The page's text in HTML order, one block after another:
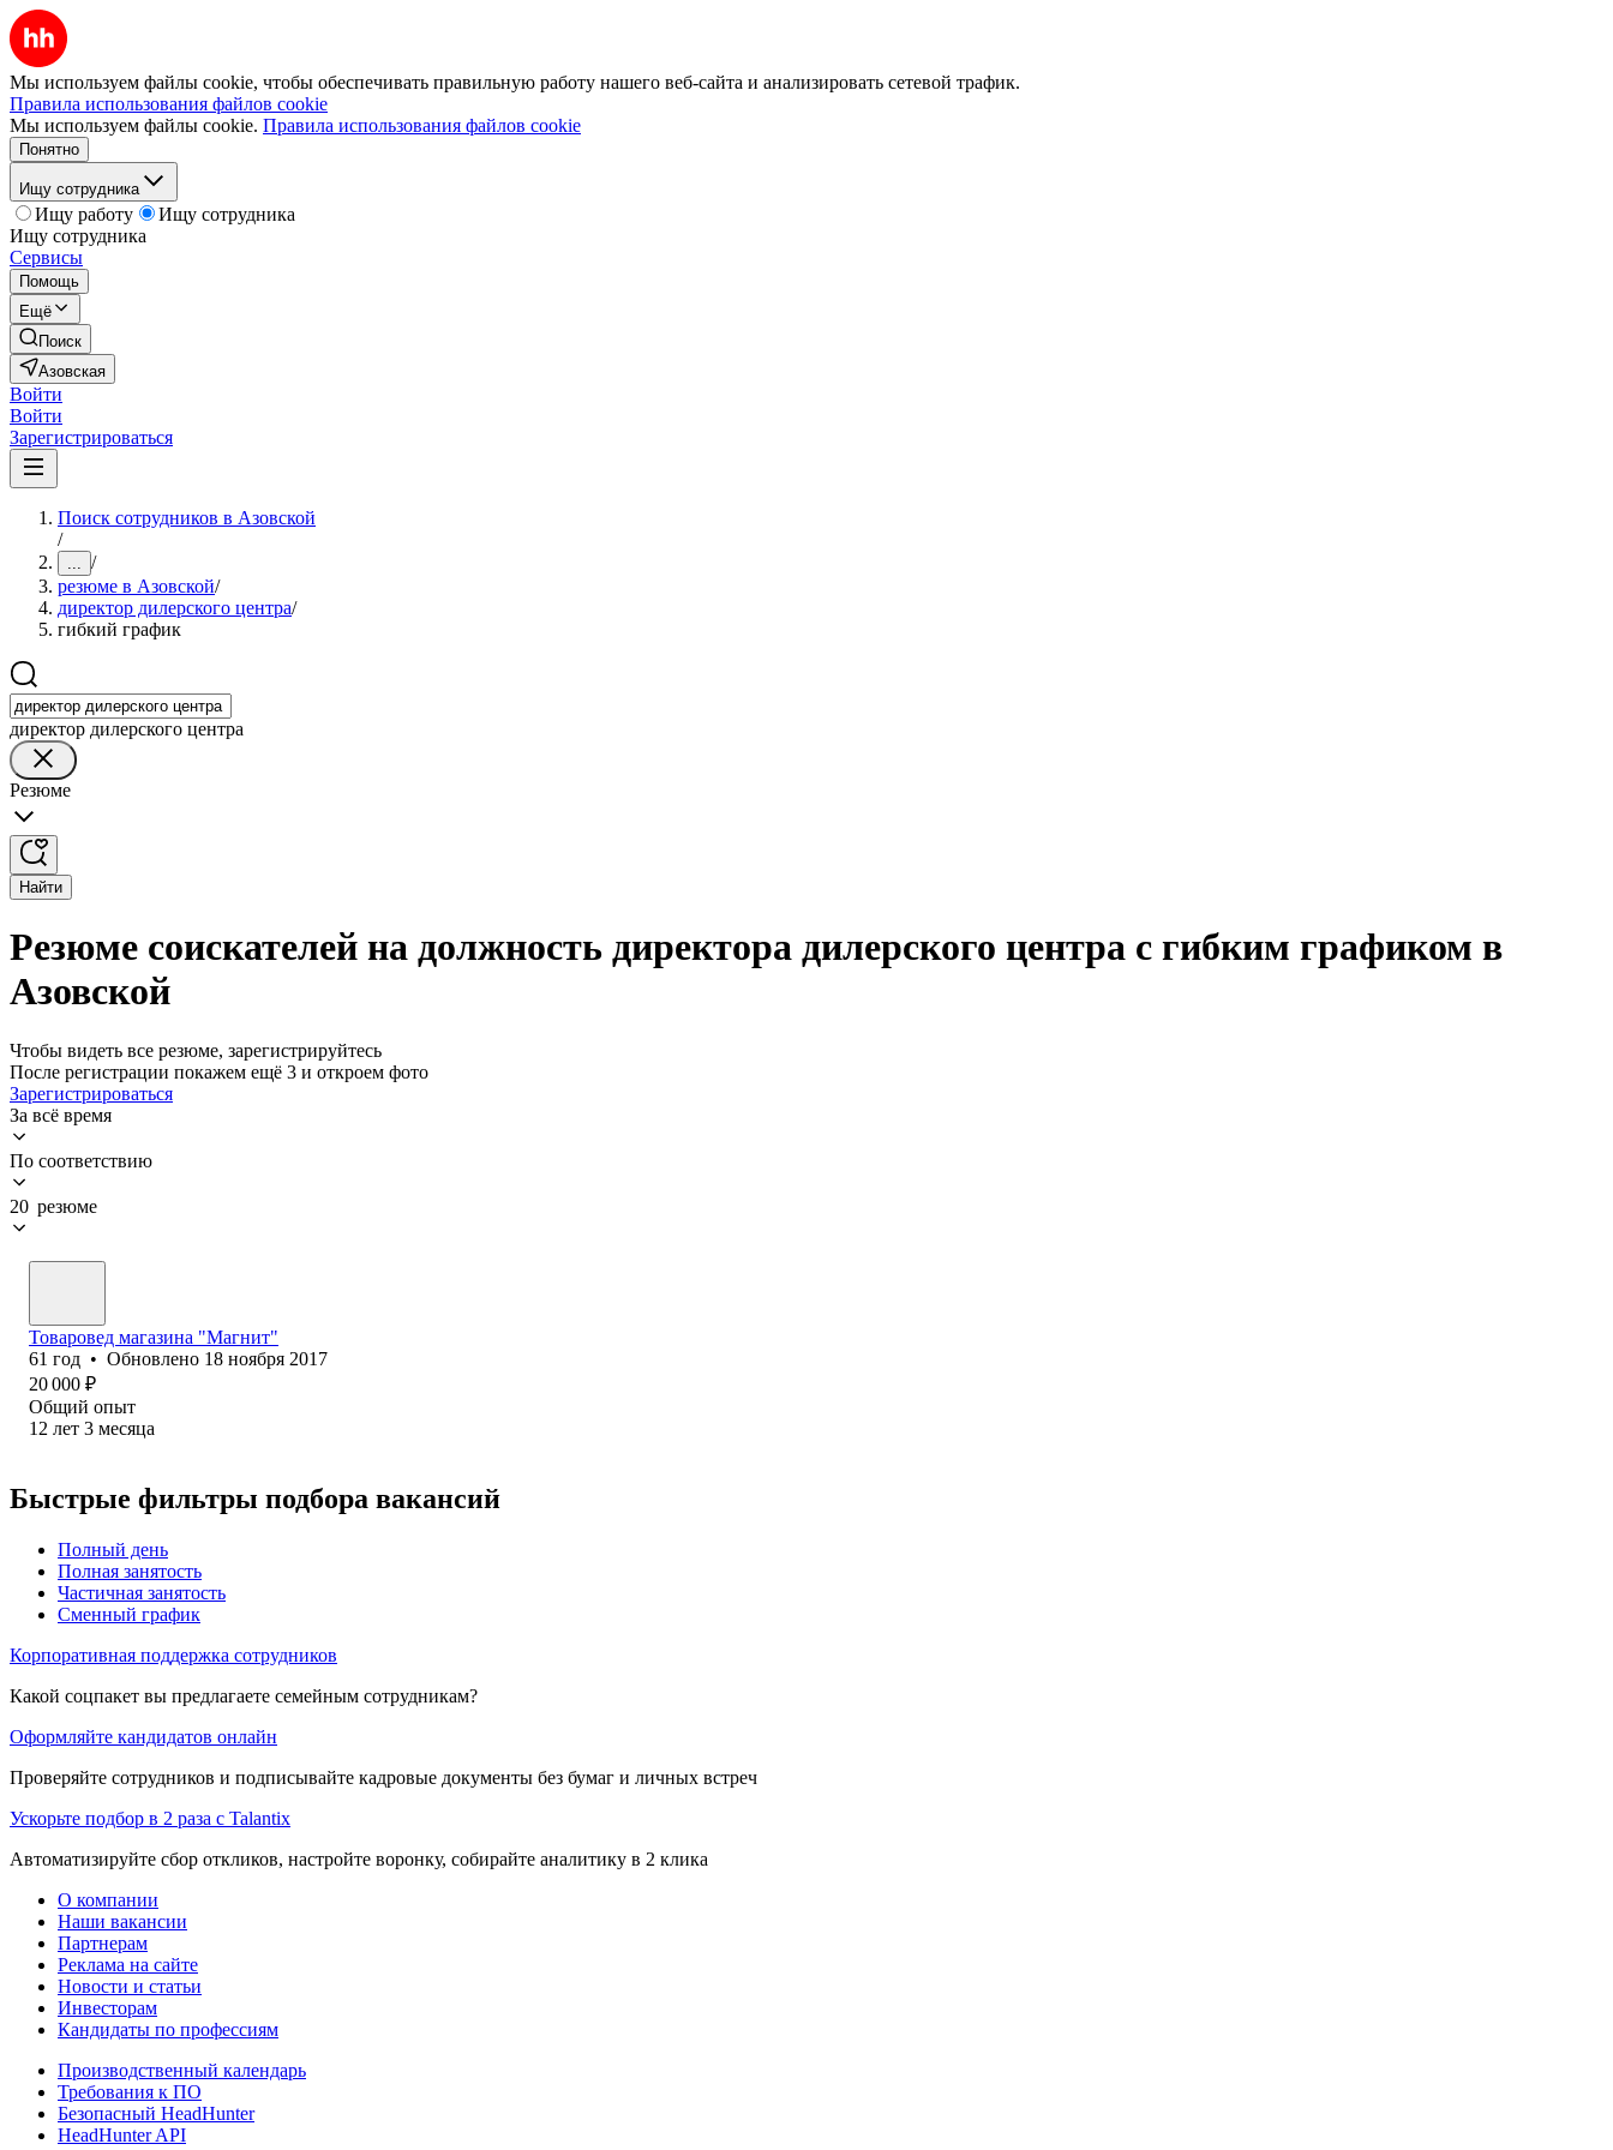
Мы используем файлы cookie, чтобы обеспечивать правильную работу нашего веб-сайта и анализировать сетевой трафик.
Правила использования файлов cookie
Мы используем файлы cookie. Правила использования файлов cookie
Понятно
Ищу сотрудника
Ищу работу
Ищу сотрудника
Ищу сотрудника
Сервисы
Помощь
Ещё
Поиск
Азовская
Войти
Войти
Зарегистрироваться
Поиск сотрудников в Азовской
/
... /
резюме в Азовской/
директор дилерского центра/
гибкий график
директор дилерского центра
Резюме
Найти
Резюме соискателей на должность директора дилерского центра с гибким графиком в
Азовской
Чтобы видеть все резюме, зарегистрируйтесь
После регистрации покажем ещё 3 и откроем фото
Зарегистрироваться
За всё время
По соответствию
20 резюме
Товаровед магазина "Магнит"
61 год • Обновлено 18 ноября 2017
20 000 ₽
Общий опыт
12 лет 3 месяца
Быстрые фильтры подбора вакансий
Полный день
Полная занятость
Частичная занятость
Сменный график
Корпоративная поддержка сотрудников
Какой соцпакет вы предлагаете семейным сотрудникам?
Оформляйте кандидатов онлайн
Проверяйте сотрудников и подписывайте кадровые документы без бумаг и личных встреч
Ускорьте подбор в 2 раза с Talantix
Автоматизируйте сбор откликов, настройте воронку, собирайте аналитику в 2 клика
О компании
Наши вакансии
Партнерам
Реклама на сайте
Новости и статьи
Инвесторам
Кандидаты по профессиям
Производственный календарь
Требования к ПО
Безопасный HeadHunter
HeadHunter API